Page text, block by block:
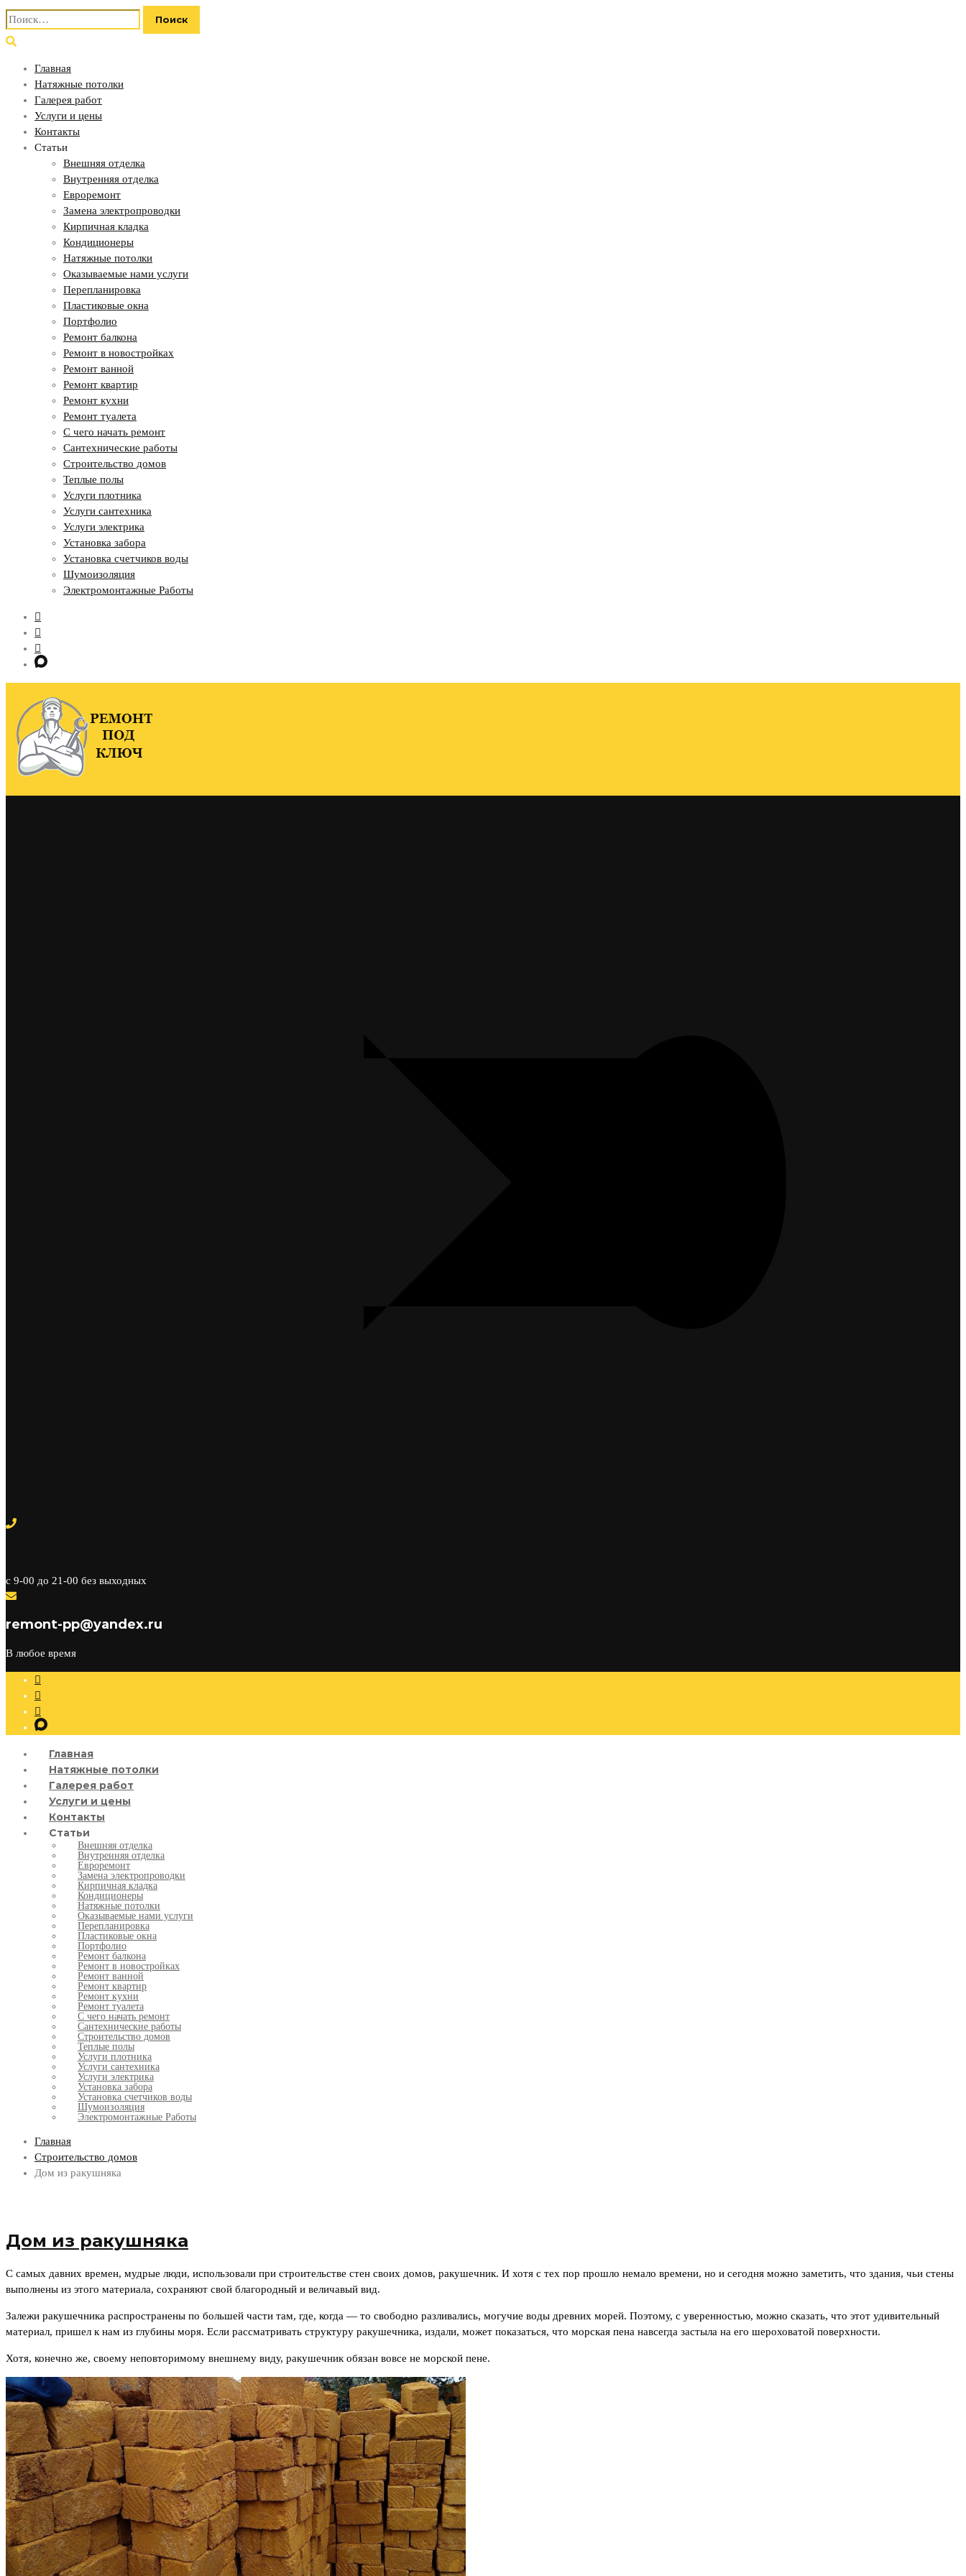
Найти:
Главная
Натяжные потолки
Галерея работ
Услуги и цены
Контакты
Статьи
Внешняя отделка
Внутренняя отделка
Евроремонт
Замена электропроводки
Кирпичная кладка
Кондиционеры
Натяжные потолки
Оказываемые нами услуги
Перепланировка
Пластиковые окна
Портфолио
Ремонт балкона
Ремонт в новостройках
Ремонт ванной
Ремонт квартир
Ремонт кухни
Ремонт туалета
С чего начать ремонт
Сантехнические работы
Строительство домов
Теплые полы
Услуги плотника
Услуги сантехника
Услуги электрика
Установка забора
Установка счетчиков воды
Шумоизоляция
Электромонтажные Работы
c 9-00 до 21-00 без выходных
remont-pp@yandex.ru
В любое время
Главная
Натяжные потолки
Галерея работ
Услуги и цены
Контакты
Статьи
Внешняя отделка
Внутренняя отделка
Евроремонт
Замена электропроводки
Кирпичная кладка
Кондиционеры
Натяжные потолки
Оказываемые нами услуги
Перепланировка
Пластиковые окна
Портфолио
Ремонт балкона
Ремонт в новостройках
Ремонт ванной
Ремонт квартир
Ремонт кухни
Ремонт туалета
С чего начать ремонт
Сантехнические работы
Строительство домов
Теплые полы
Услуги плотника
Услуги сантехника
Услуги электрика
Установка забора
Установка счетчиков воды
Шумоизоляция
Электромонтажные Работы
Главная
Строительство домов
Дом из ракушняка
Дом из ракушняка
C самых давних времен, мудрые люди, использовали при строительстве стен своих домов, ракушечник. И хотя с тех пор прошло немало времени, но и сегодня можно заметить, что здания, чьи стены
выполнены из этого материала, сохраняют свой благородный и величавый вид.
Залежи ракушечника распространены по большей части там, где, когда — то свободно разливались, могучие воды древних морей. Поэтому, с уверенностью, можно сказать, что этот удивительный
материал, пришел к нам из глубины моря. Если рассматривать структуру ракушечника, издали, может показаться, что морская пена навсегда застыла на его шероховатой поверхности.
Хотя, конечно же, своему неповторимому внешнему виду, ракушечник обязан вовсе не морской пене.